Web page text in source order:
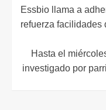
Essbio llama a
refuerza facilidades
Hasta el
investigado por